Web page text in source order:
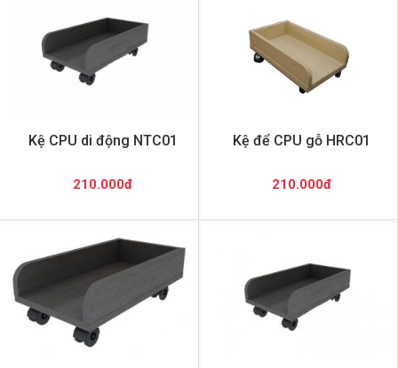
Kệ CPU di động NTC01
210.000đ
Kệ để CPU gỗ HRC01
210.000đ